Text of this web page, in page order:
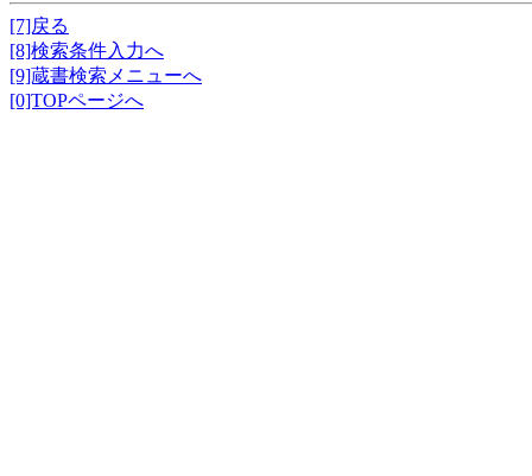
[7]戻る
[8]検索条件入力へ
[9]蔵書検索メニューへ
[0]TOPページへ